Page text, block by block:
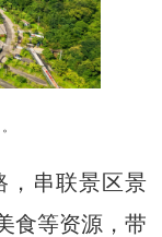
串联景区景
食等资源，带